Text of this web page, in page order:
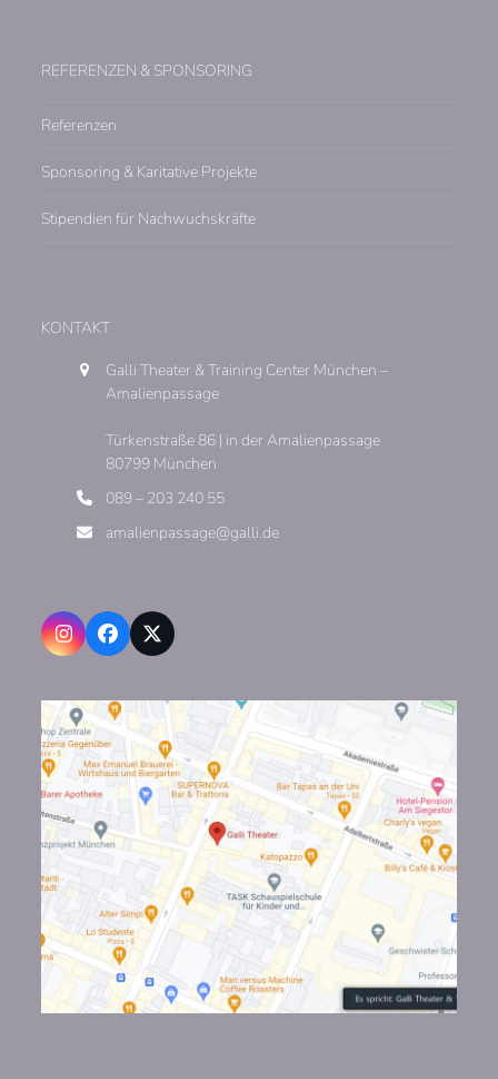
REFERENZEN & SPONSORING
Referenzen
Sponsoring & Karitative Projekte
Stipendien für Nachwuchskräfte
KONTAKT
Galli Theater & Training Center München –
Amalienpassage
Türkenstraße 86 | in der Amalienpassage
80799 München
089 – 203 240 55
amalienpassage@galli.de
Instagram
Facebook
X